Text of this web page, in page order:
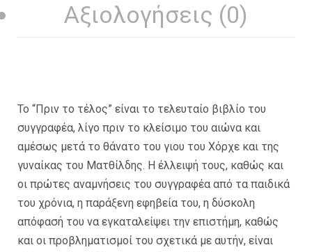
Αξιολογήσεις (0)
Το “Πριν το τέλος” είναι το τελευταίο βιβλίο του
συγγραφέα, λίγο πριν το κλείσιμο του αιώνα και
αμέσως μετά το θάνατο του γιου του Χόρχε και της
γυναίκας του Ματθίλδης. Η έλλειψή τους, καθώς και
οι πρώτες αναμνήσεις του συγγραφέα από τα παιδικά
του χρόνια, η παράξενη εφηβεία του, η δύσκολη
απόφασή του να εγκαταλείψει την επιστήμη, καθώς
και οι προβληματισμοί του σχετικά με αυτήν, είναι